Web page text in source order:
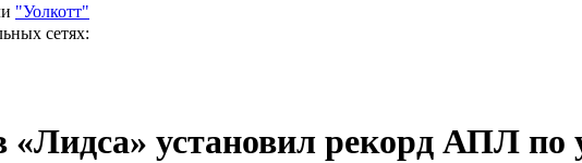
"Уолкотт"
сетях:
«Лидса» установил рекорд АПЛ по